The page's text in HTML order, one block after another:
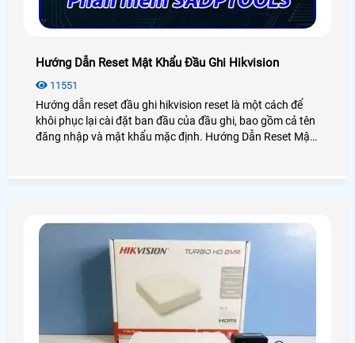
Hướng Dẫn Reset Mật Khẩu Đầu Ghi Hikvision
11551
Hướng dẫn reset đầu ghi hikvision reset là một cách để
khôi phục lại cài đặt ban đầu của đầu ghi, bao gồm cả tên
đăng nhập và mật khẩu mặc định. Hướng Dẫn Reset Mật